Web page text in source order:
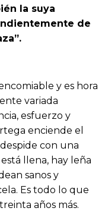
la suya
de
y es hora
variada
esfuerzo y
enciende el
con una
está llena, hay leña
sanos y
Es todo lo que
años más.